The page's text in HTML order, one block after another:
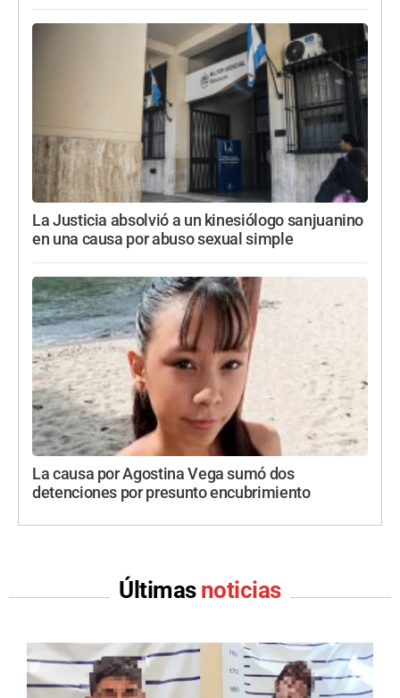
La Justicia absolvió a un kinesiólogo sanjuanino
en una causa por abuso sexual simple
La causa por Agostina Vega sumó dos
detenciones por presunto encubrimiento
Últimas noticias